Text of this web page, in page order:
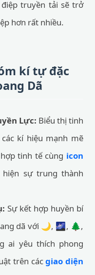
truyền tải sẽ trở
hơn rất nhiều.
kí tự đặc
Dã
Lực: Biểu thị tinh
kí hiệu mạnh mẽ
tinh tế cùng icon
sự trung thành
Sự kết hợp huyền bí
dã với 🌙, 🌌, 🌲,
ai yêu thích phong
trên cácgiao diện